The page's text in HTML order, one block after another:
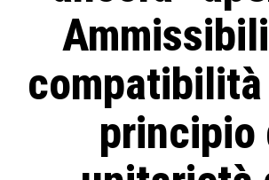
compatibilità
principio